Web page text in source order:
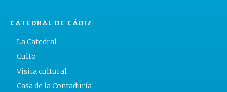
CATEDRAL DE CÁDIZ
La Catedral
Culto
Visita cultural
Casa de la Contaduría